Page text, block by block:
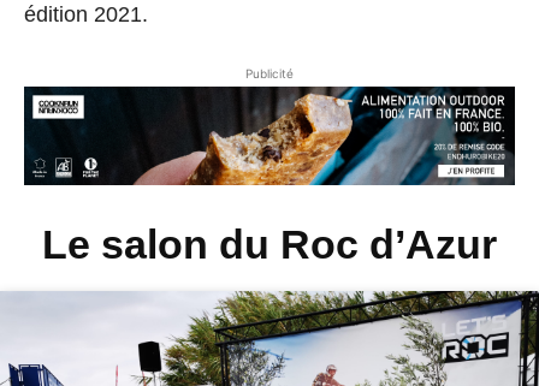
édition 2021.
Publicité
Le salon du Roc d’Azur